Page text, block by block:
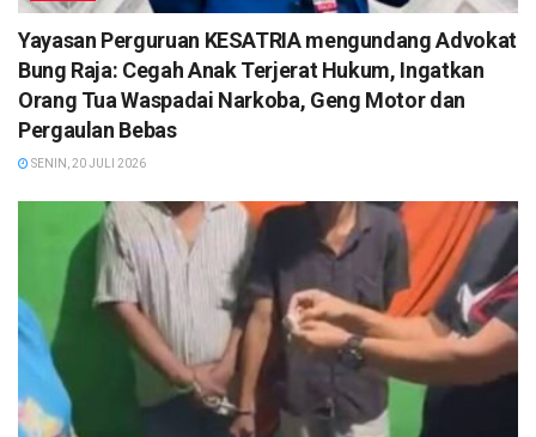
Yayasan Perguruan KESATRIA mengundang Advokat
Bung Raja: Cegah Anak Terjerat Hukum, Ingatkan
Orang Tua Waspadai Narkoba, Geng Motor dan
Pergaulan Bebas
SENIN, 20 JULI 2026